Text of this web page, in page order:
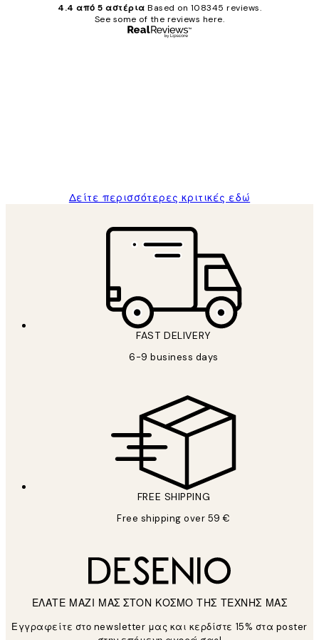
4.4 από 5 αστέρια Based on 108345 reviews.
See some of the reviews here.
Δείτε περισσότερες κριτικές εδώ
FAST DELIVERY
6-9 business days
FREE SHIPPING
Free shipping over 59 €
ΕΛΑΤΕ ΜΑΖΙ ΜΑΣ ΣΤΟΝ ΚΟΣΜΟ ΤΗΣ ΤΕΧΝΗΣ ΜΑΣ
Εγγραφείτε στο newsletter μας και κερδίστε 15% στα poster